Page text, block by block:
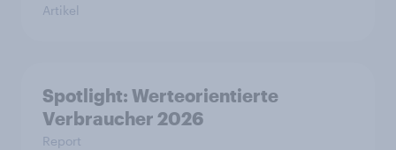
Artikel
Spotlight: Werteorientierte
Verbraucher 2026
Report